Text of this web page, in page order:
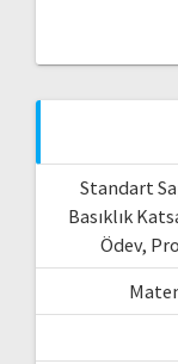
Standart
Basıklık
Ödev,